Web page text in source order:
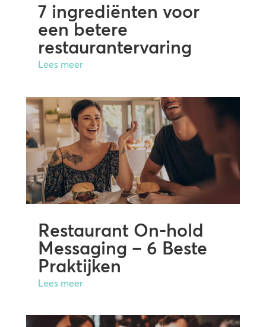
7 ingrediënten voor
een betere
restaurantervaring
Lees meer
Restaurant On-hold
Messaging – 6 Beste
Praktijken
Lees meer